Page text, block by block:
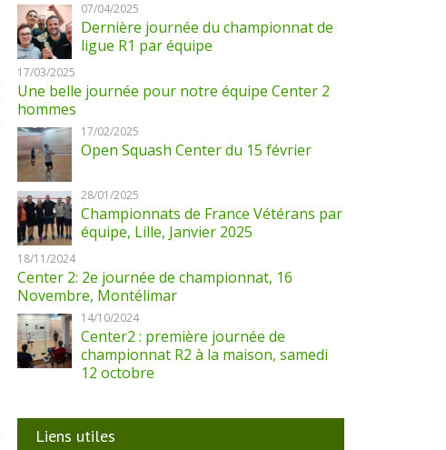
07/04/2025
Dernière journée du championnat de
ligue R1 par équipe
17/03/2025
Une belle journée pour notre équipe Center 2
hommes
17/02/2025
Open Squash Center du 15 février
28/01/2025
Championnats de France Vétérans par
équipe, Lille, Janvier 2025
18/11/2024
Center 2: 2e journée de championnat, 16
Novembre, Montélimar
14/10/2024
Center2 : première journée de
championnat R2 à la maison, samedi
12 octobre
Liens utiles